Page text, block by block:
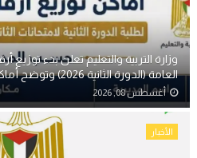
وزارة التربية والتعليم تعلن بدء توزيع
العامة (الدورة الثانية 2026) وتوضح أماكن الاستلام والتعليمات
أغسطس 08, 2026
الأخبار